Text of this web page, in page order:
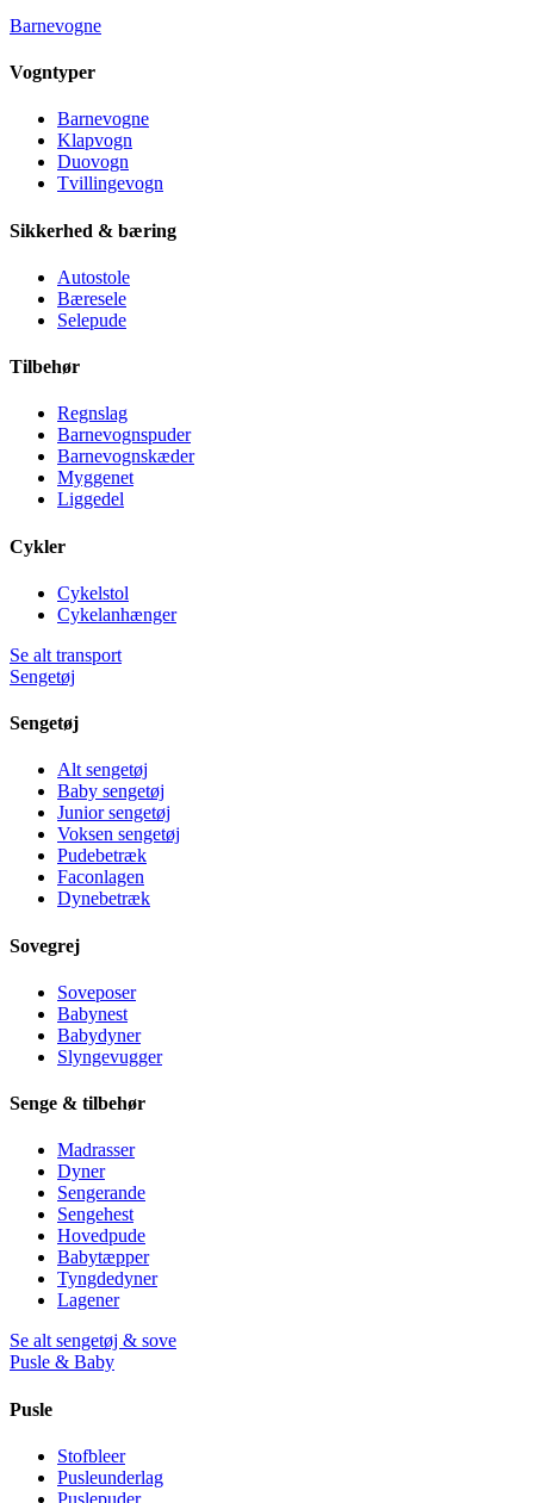
Barnevogne
Vogntyper
Barnevogne
Klapvogn
Duovogn
Tvillingevogn
Sikkerhed & bæring
Autostole
Bæresele
Selepude
Tilbehør
Regnslag
Barnevognspuder
Barnevognskæder
Myggenet
Liggedel
Cykler
Cykelstol
Cykelanhænger
Se alt transport
Sengetøj
Sengetøj
Alt sengetøj
Baby sengetøj
Junior sengetøj
Voksen sengetøj
Pudebetræk
Faconlagen
Dynebetræk
Sovegrej
Soveposer
Babynest
Babydyner
Slyngevugger
Senge & tilbehør
Madrasser
Dyner
Sengerande
Sengehest
Hovedpude
Babytæpper
Tyngdedyner
Lagener
Se alt sengetøj & sove
Pusle & Baby
Pusle
Stofbleer
Pusleunderlag
Puslepuder